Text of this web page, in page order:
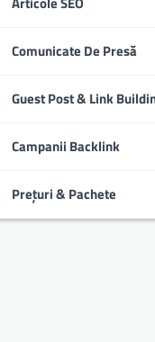
Comunicate De Presă
Guest Post & Link
Campanii Backlink
Prețuri & Pachete